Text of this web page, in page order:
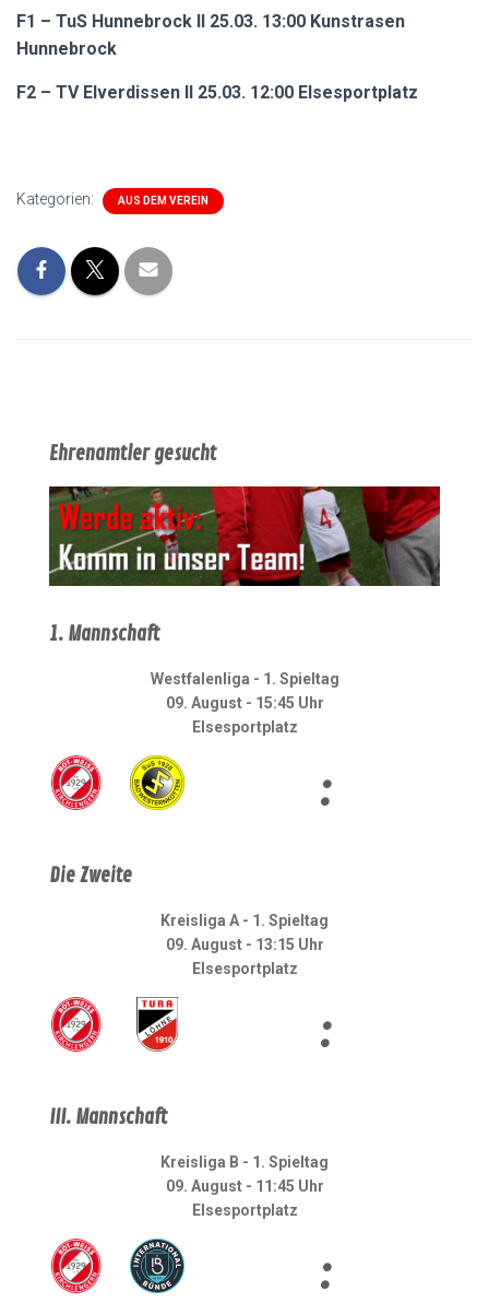
F1 – TuS Hunnebrock II 25.03. 13:00 Kunstrasen
Hunnebrock
F2 – TV Elverdissen II 25.03. 12:00 Elsesportplatz
Kategorien: AUS DEM VEREIN
Ehrenamtler gesucht
1. Mannschaft
Westfalenliga - 1. Spieltag
09. August - 15:45 Uhr
Elsesportplatz
:
Die Zweite
Kreisliga A - 1. Spieltag
09. August - 13:15 Uhr
Elsesportplatz
:
III. Mannschaft
Kreisliga B - 1. Spieltag
09. August - 11:45 Uhr
Elsesportplatz
: